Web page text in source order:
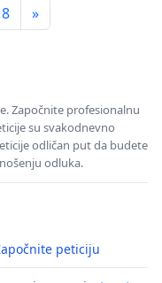
8 »
Započnite profesionalnu
su svakodnevno
odličan put da budete
odluka.
peticiju